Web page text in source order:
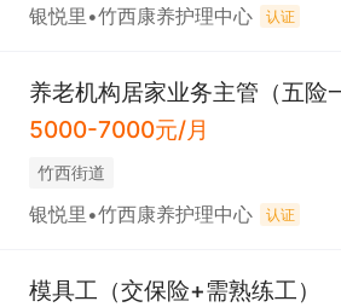
银悦里•竹西康养护理中心 认证
养老机构居家业务主管（五险
5000-7000元/月
竹西街道
银悦里•竹西康养护理中心 认证
模具工（交保险+需熟练工）